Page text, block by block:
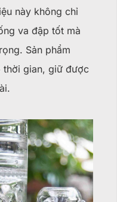
này không chỉ
va đập tốt mà
Sản phẩm
thời gian, giữ được